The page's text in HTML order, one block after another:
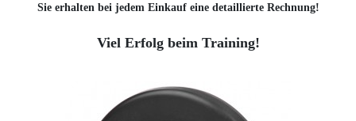
Sie erhalten bei jedem Einkauf eine detaillierte Rechnung!
Viel Erfolg beim Training!